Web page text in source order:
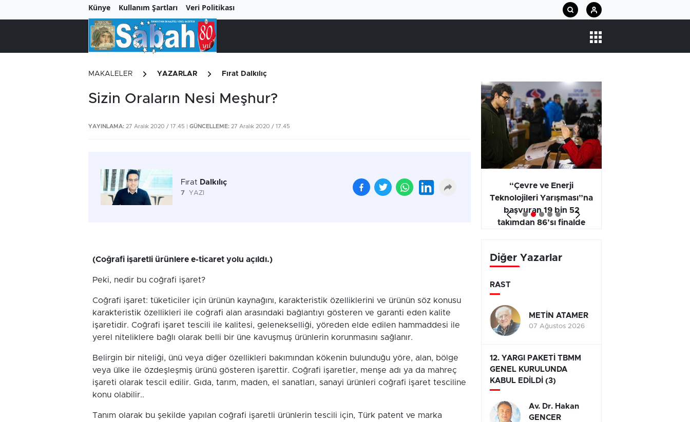
Künye Kullanım Şartları Veri Politikası
MAKALELER YAZARLAR Fırat Dalkılıç
Sizin Oraların Nesi Meşhur?
YAYINLAMA: 27 Aralık 2020 / 17.45 | GÜNCELLEME: 27 Aralık 2020 / 17.45
Fırat Dalkılıç
7 YAZI
(Coğrafi işaretli ürünlere e-ticaret yolu açıldı.)
Peki, nedir bu coğrafi işaret?
Coğrafi işaret: tüketiciler için ürünün kaynağını, karakteristik özelliklerini ve ürünün söz konusu
karakteristik özellikleri ile coğrafi alan arasındaki bağlantıyı gösteren ve garanti eden kalite
işaretidir. Coğrafi işaret tescili ile kalitesi, gelenekselliği, yöreden elde edilen hammaddesi ile
yerel niteliklere bağlı olarak belli bir üne kavuşmuş ürünlerin korunmasını sağlanır.
Belirgin bir niteliği, ünü veya diğer özellikleri bakımından kökenin bulunduğu yöre, alan, bölge
veya ülke ile özdeşleşmiş ürünü gösteren işarettir. Coğrafi işaretler, menşe adı ya da mahreç
işareti olarak tescil edilir. Gıda, tarım, maden, el sanatları, sanayi ürünleri coğrafi işaret tesciline
konu olabilir..
Tanım olarak bu şekilde yapılan coğrafi işaretli ürünlerin tescili için, Türk patent ve marka
Yüksek elektrik faturaları
çiftçiyi üretimden
“Çevre ve Enerji
Teknolojileri Yarışması”na
başvuran 19 bin 52
takımdan 86’sı finalde
Diğer Yazarlar
RAST
METİN ATAMER
07 Ağustos 2026
12. YARGI PAKETİ TBMM
GENEL KURULUNDA
KABUL EDİLDİ (3)
Av. Dr. Hakan
GENCER